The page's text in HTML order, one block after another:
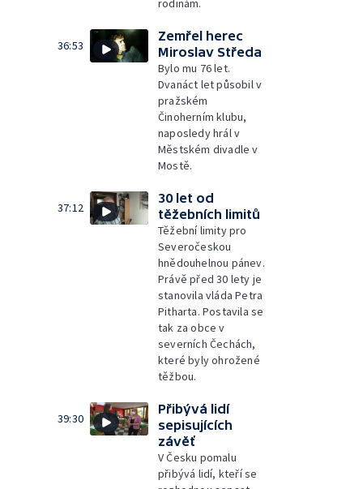
rodinám.
36:53
Zemřel herec
Miroslav Středa
Bylo mu 76 let.
Dvanáct let působil v
pražském
Činoherním klubu,
naposledy hrál v
Městském divadle v
Mostě.
37:12
30 let od
těžebních limitů
Těžební limity pro
Severočeskou
hnědouhelnou pánev.
Právě před 30 lety je
stanovila vláda Petra
Pitharta. Postavila se
tak za obce v
severních Čechách,
které byly ohrožené
těžbou.
39:30
Přibývá lidí
sepisujících
závěť
V Česku pomalu
přibývá lidí, kteří se